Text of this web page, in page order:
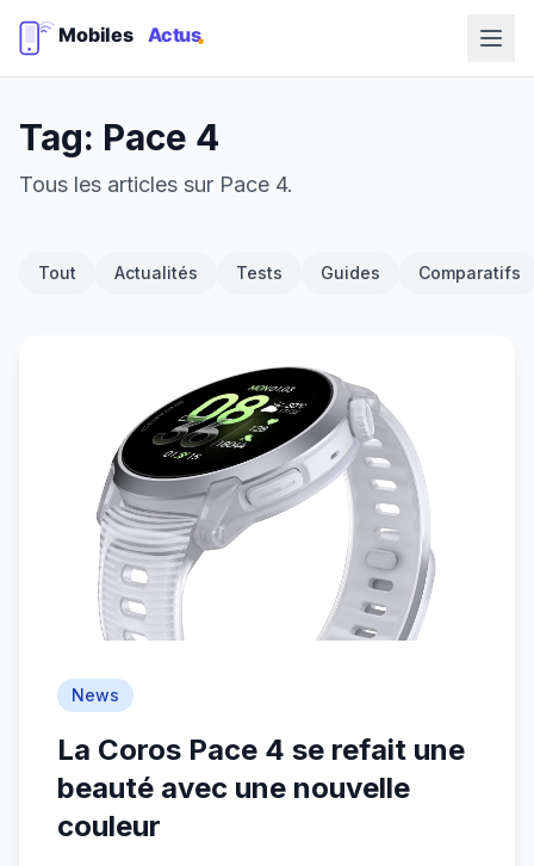
Tag: Pace 4
Tous les articles sur Pace 4.
Tout Actualités Tests Guides Comparatifs
News
La Coros Pace 4 se refait une
beauté avec une nouvelle
couleur